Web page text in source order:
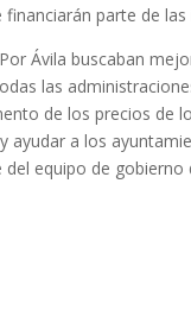
parte de
Ávila buscaban
las
de los precios
a los
equipo de